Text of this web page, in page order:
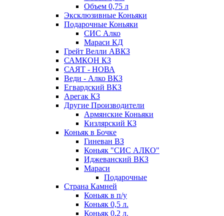
Объем 0,75 л
Эксклюзивные Коньяки
Подарочные Коньяки
СИС Алко
Мараси КД
Грейт Велли АВКЗ
САМКОН КЗ
САЯТ - НОВА
Веди - Алко ВКЗ
Егвардский ВКЗ
Арегак КЗ
Другие Производители
Армянские Коньяки
Кизлярский КЗ
Коньяк в Бочке
Гиневан ВЗ
Коньяк "СИС АЛКО"
Иджеванский ВКЗ
Мараси
Подарочные
Страна Камней
Коньяк в п/у
Коньяк 0,5 л.
Коньяк 0,2 л.